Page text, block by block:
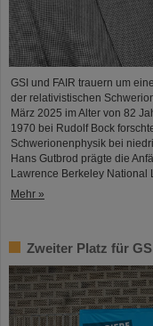
GSI und FAIR trauern um
der relativistischen
März 2025 im Alter von 82
1970 bei Rudolf Bock
Schwerionenphysik bei
Hans Gutbrod prägte die
Lawrence Berkeley
Mehr »
Zweiter Platz für